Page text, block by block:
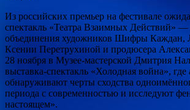
Из российских премьер на фестивале
спектакль «Театра Взаимных Действий» —
объединения художников Шифры Каждан,
Ксении Перетрухиной и продюсера
28 ноября в Музее-мастерской Дмитрия
выставка-спектакль «Холодная война», где
обнаруживают черты сходства
периода с современностью и исследуют
настоящем».